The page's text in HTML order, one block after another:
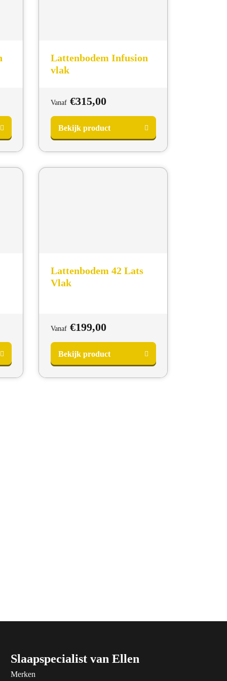
Lattenbodem Infusion
vlak
Vanaf €315,00
Bekijk product
Lattenbodem 42 Lats
Vlak
Vanaf €199,00
Bekijk product
Slaapspecialist van Ellen
Merken